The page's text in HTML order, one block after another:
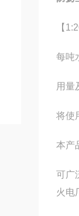
【
每吨
用量
将使
本产
可广
火电